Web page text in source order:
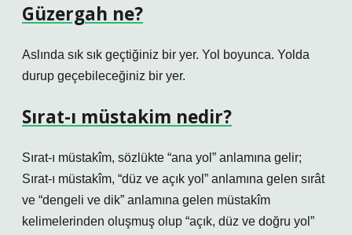
Güzergah ne?
Aslında sık sık geçtiğiniz bir yer. Yol boyunca. Yolda
durup geçebileceğiniz bir yer.
Sırat-ı müstakim nedir?
Sırat-ı müstakîm, sözlükte “ana yol” anlamına gelir;
Sırat-ı müstakîm, “düz ve açık yol” anlamına gelen sırât
ve “dengeli ve dik” anlamına gelen müstakîm
kelimelerinden oluşmuş olup “açık, düz ve doğru yol”